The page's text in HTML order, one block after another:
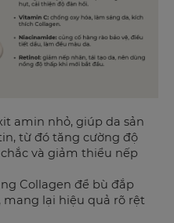
amin nhỏ, giúp da sản
từ đó tăng cường độ
và giảm thiểu nếp
Collagen để bù đắp
lại hiệu quả rõ rệt